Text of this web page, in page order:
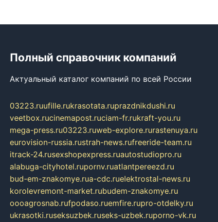
Полный справочник компаний
Актуальный каталог компаний по всей России
03223.ruufille.rukrasotata.ruprazdnikdushi.ru
veetbox.rucinemapost.ruciam-fr.rukraft-you.ru
mega-press.ru03223.ruweb-explore.rurastenuya.ru
eurovision-russia.rustrah-news.rufreeride-team.ru
itrack-24.rusexshopexpress.ruautostudiopro.ru
alabuga-cityhotel.rupornv.ruatlantpereezd.ru
bud-em-znakomye.rua-cdc.ruelektrostal-news.ru
korolevremont-market.rubudem-znakomye.ru
oooagrosnab.rufpodaso.ruemfire.rupro-otdelky.ru
ukrasotki.ruseksuzbek.ruseks-uzbek.ruporno-vk.ru